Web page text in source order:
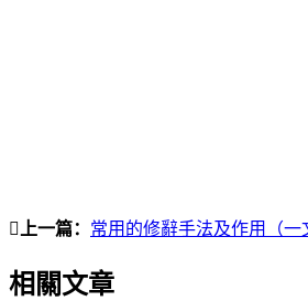
上一篇： 常用的修辭手法及作用（一
相關文章